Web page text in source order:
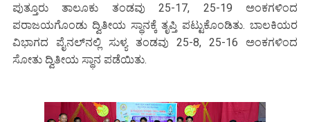
ಪುತ್ತೂರು ತಾಲೂಕು ತಂಡವು 25-17, 25-19 ಅಂಕಗಳಿಂದ
ಪರಾಜಯಗೊಂಡು ದ್ವಿತೀಯ ಸ್ಥಾನಕ್ಕೆ ತೃಪ್ತಿ ಪಟ್ಟುಕೊಂಡಿತು. ಬಾಲಕಿಯರ
ವಿಭಾಗದ ಪೈನಲ್‌ನಲ್ಲಿ ಸುಳ್ಯ ತಂಡವು 25-8, 25-16 ಅಂಕಗಳಿಂದ
ಸೋತು ದ್ವಿತೀಯ ಸ್ಥಾನ ಪಡೆಯಿತು.